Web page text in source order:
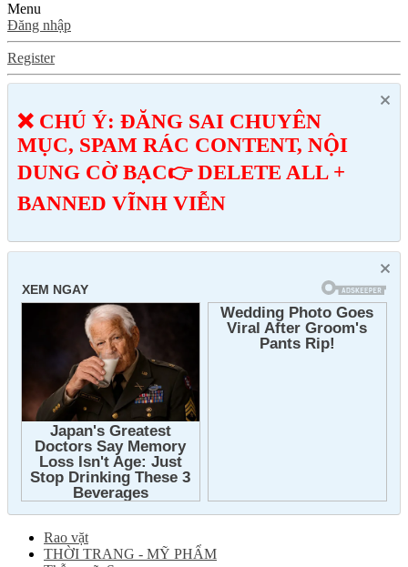
Menu
Đăng nhập
Register
❌ CHÚ Ý: ĐĂNG SAI CHUYÊN
MỤC, SPAM RÁC CONTENT, NỘI
DUNG CỜ BẠC👉 DELETE ALL +
BANNED VĨNH VIỄN
Rao vặt
THỜI TRANG - MỸ PHẨM